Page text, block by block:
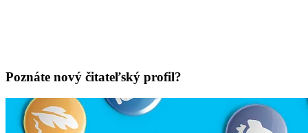
Poznáte nový čitateľský profil?